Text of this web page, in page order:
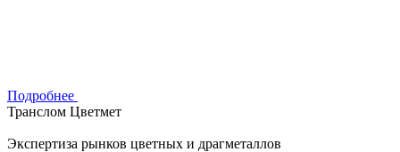
Подробнее
Транслом Цветмет
Экспертиза рынков цветных и драгметаллов